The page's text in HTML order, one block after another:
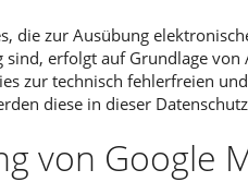
die zur Ausübung
erfolgt auf Grundlage von
zur technisch fehlerfreien
diese in dieser
von Google